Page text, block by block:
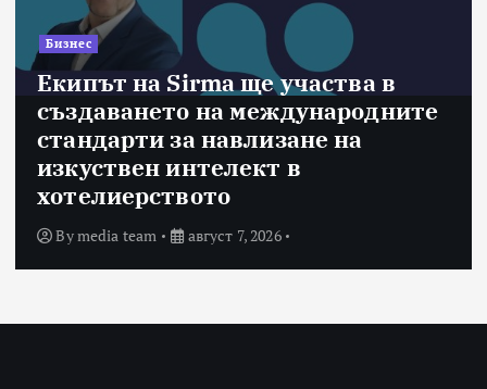
Бизнес
на Sirma ще участва в
на международните
за навлизане на
интелект в
media team август 7, 2026